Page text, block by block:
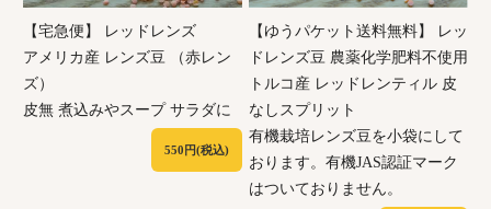
【宅急便】 レッドレンズ
アメリカ産 レンズ豆 （赤レン
ズ）
皮無 煮込みやスープ サラダに
550円(税込)
【ゆうパケット送料無料】 レッ
ドレンズ豆 農薬化学肥料不使用
トルコ産 レッドレンティル 皮
なしスプリット
有機栽培レンズ豆を小袋にして
おります。有機JAS認証マーク
はついておりません。